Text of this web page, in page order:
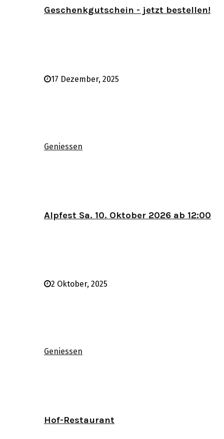
Geschenkgutschein - jetzt bestellen!
17 Dezember, 2025
Geniessen
Alpfest Sa. 10. Oktober 2026 ab 12:00
2 Oktober, 2025
Geniessen
Hof-Restaurant